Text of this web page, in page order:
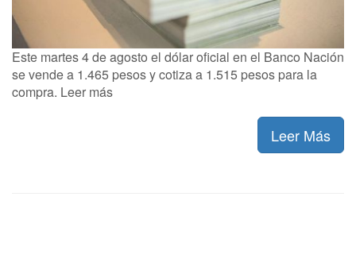
Este martes 4 de agosto el dólar oficial en el Banco Nación
se vende a 1.465 pesos y cotiza a 1.515 pesos para la
compra. Leer más
Leer Más